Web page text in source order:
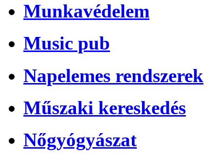
Munkavédelem
Music pub
Napelemes rendszerek
Műszaki kereskedés
Nőgyógyászat